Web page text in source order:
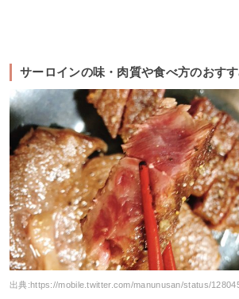
サーロインの味・肉質や食べ方のおすす
出典:https://mobile.twitter.com/manunusan/status/